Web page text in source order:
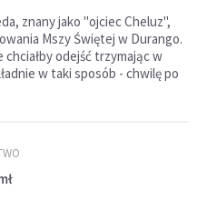
znany jako "ojciec Cheluz",
Mszy Świętej w Durango.
chciałby odejść trzymając w
w taki sposób - chwilę po